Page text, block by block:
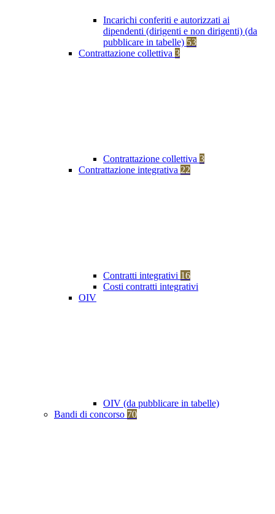
Incarichi conferiti e autorizzati ai
dipendenti (dirigenti e non dirigenti) (da
pubblicare in tabelle) 53
Contrattazione collettiva 3
Contrattazione collettiva 3
Contrattazione integrativa 22
Contratti integrativi 16
Costi contratti integrativi
OIV
OIV (da pubblicare in tabelle)
Bandi di concorso 70